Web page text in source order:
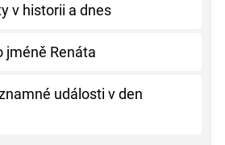
v historii a dnes
jméně Renáta
události v den